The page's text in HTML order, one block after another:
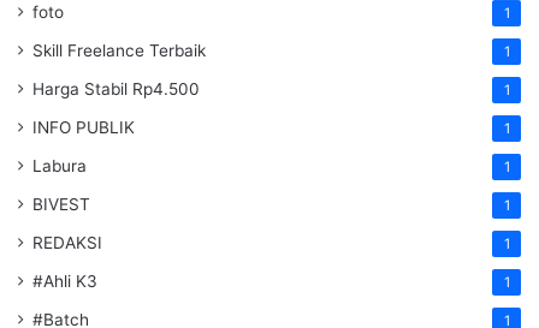
foto 1
Skill Freelance Terbaik 1
Harga Stabil Rp4.500 1
INFO PUBLIK 1
Labura 1
BIVEST 1
REDAKSI 1
#Ahli K3 1
#Batch 1